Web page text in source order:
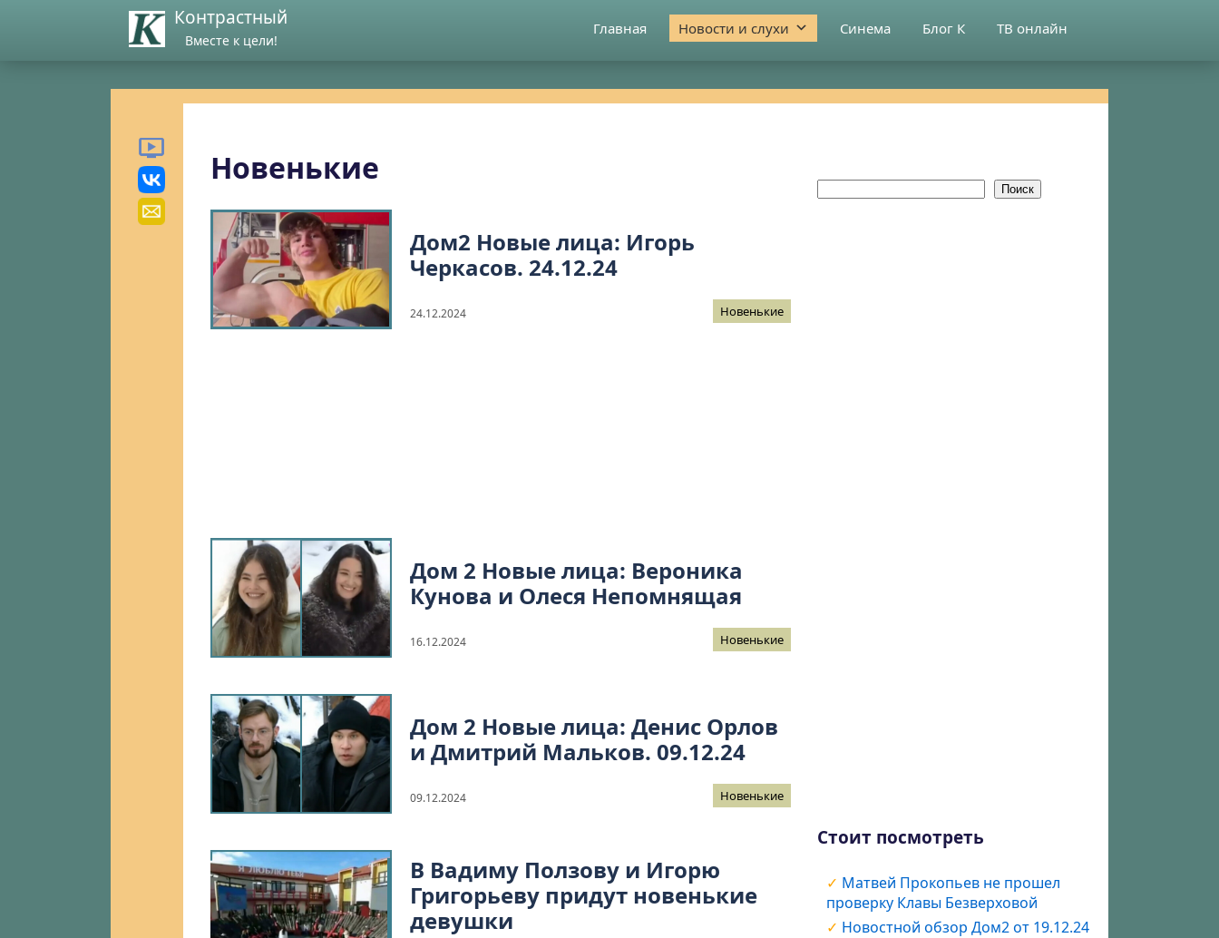
Контрастный
Вместе к цели!
Главная Новости и слухи Синема Блог К ТВ онлайн
Новенькие
Дом2 Новые лица: Игорь
Черкасов. 24.12.24
24.12.2024 Новенькие
Дом 2 Новые лица: Вероника
Кунова и Олеся Непомнящая
16.12.2024 Новенькие
Дом 2 Новые лица: Денис Орлов
и Дмитрий Мальков. 09.12.24
09.12.2024 Новенькие
В Вадиму Ползову и Игорю
Григорьеву придут новенькие
девушки
Поиск
Стоит посмотреть
Матвей Прокопьев не прошел
проверку Клавы Безверховой
Новостной обзор Дом2 от 19.12.24